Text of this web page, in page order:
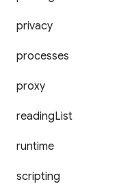
privacy
processes
proxy
readingList
runtime
scripting